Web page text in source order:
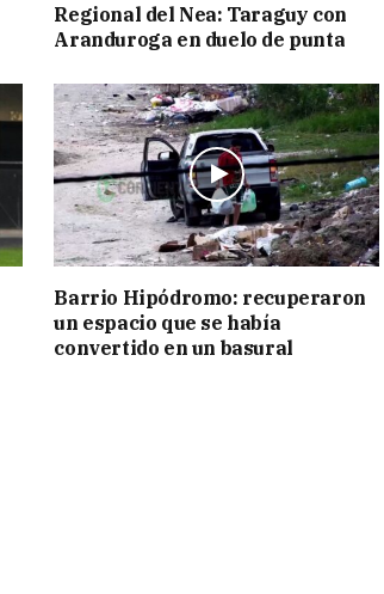
Regional del Nea: Taraguy con
Aranduroga en duelo de punta
Barrio Hipódromo: recuperaron
un espacio que se había
convertido en un basural